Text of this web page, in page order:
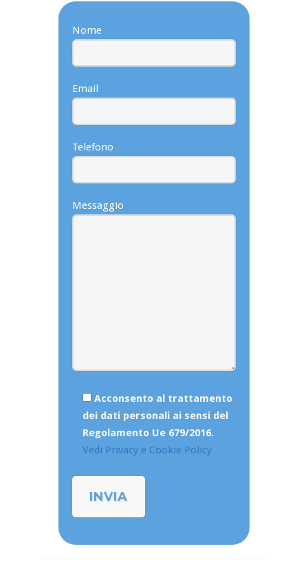
Nome
Email
Telefono
Messaggio
Acconsento al trattamento
dei dati personali ai sensi del
Regolamento Ue 679/2016.
Vedi Privacy e Cookie Policy